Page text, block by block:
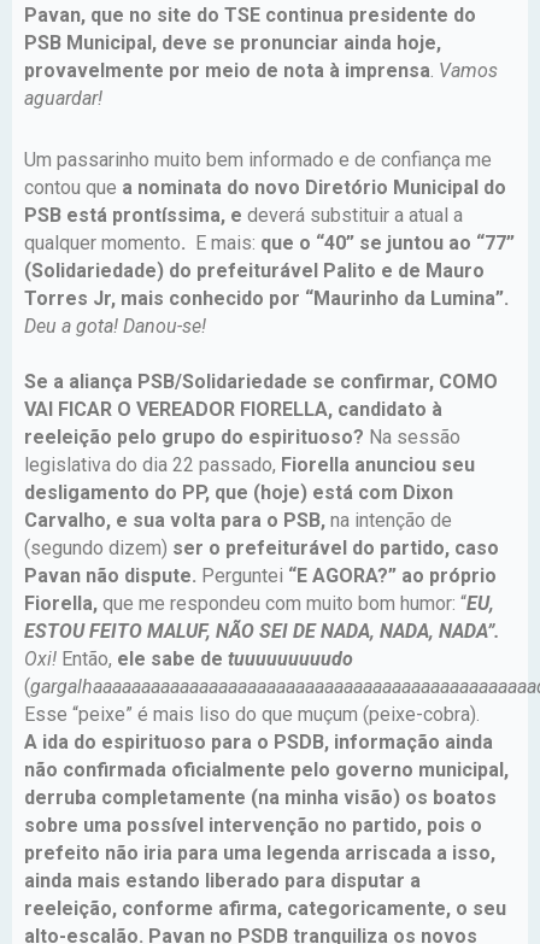
Pavan, que no site do TSE continua presidente do
PSB Municipal, deve se pronunciar ainda hoje,
provavelmente por meio de nota à imprensa. Vamos
aguardar!
Um passarinho muito bem informado e de confiança me
contou que a nominata do novo Diretório Municipal do
PSB está prontíssima, e deverá substituir a atual a
qualquer momento. E mais: que o “40” se juntou ao “77”
(Solidariedade) do prefeiturável Palito e de Mauro
Torres Jr, mais conhecido por “Maurinho da Lumina”.
Deu a gota! Danou-se!
Se a aliança PSB/Solidariedade se confirmar, COMO
VAI FICAR O VEREADOR FIORELLA, candidato à
reeleição pelo grupo do espirituoso? Na sessão
legislativa do dia 22 passado, Fiorella anunciou seu
desligamento do PP, que (hoje) está com Dixon
Carvalho, e sua volta para o PSB, na intenção de
(segundo dizem) ser o prefeiturável do partido, caso
Pavan não dispute. Perguntei “E AGORA?” ao próprio
Fiorella, que me respondeu com muito bom humor: “EU,
ESTOU FEITO MALUF, NÃO SEI DE NADA, NADA, NADA”.
Oxi! Então, ele sabe de tuuuuuuuuudo
(
Esse “peixe” é mais liso do que muçum (peixe-cobra).
A ida do espirituoso para o PSDB, informação ainda
não confirmada oficialmente pelo governo municipal,
derruba completamente (na minha visão) os boatos
sobre uma possível intervenção no partido, pois o
prefeito não iria para uma legenda arriscada a isso,
ainda mais estando liberado para disputar a
reeleição, conforme afirma, categoricamente, o seu
alto-escalão. Pavan no PSDB tranquiliza os novos